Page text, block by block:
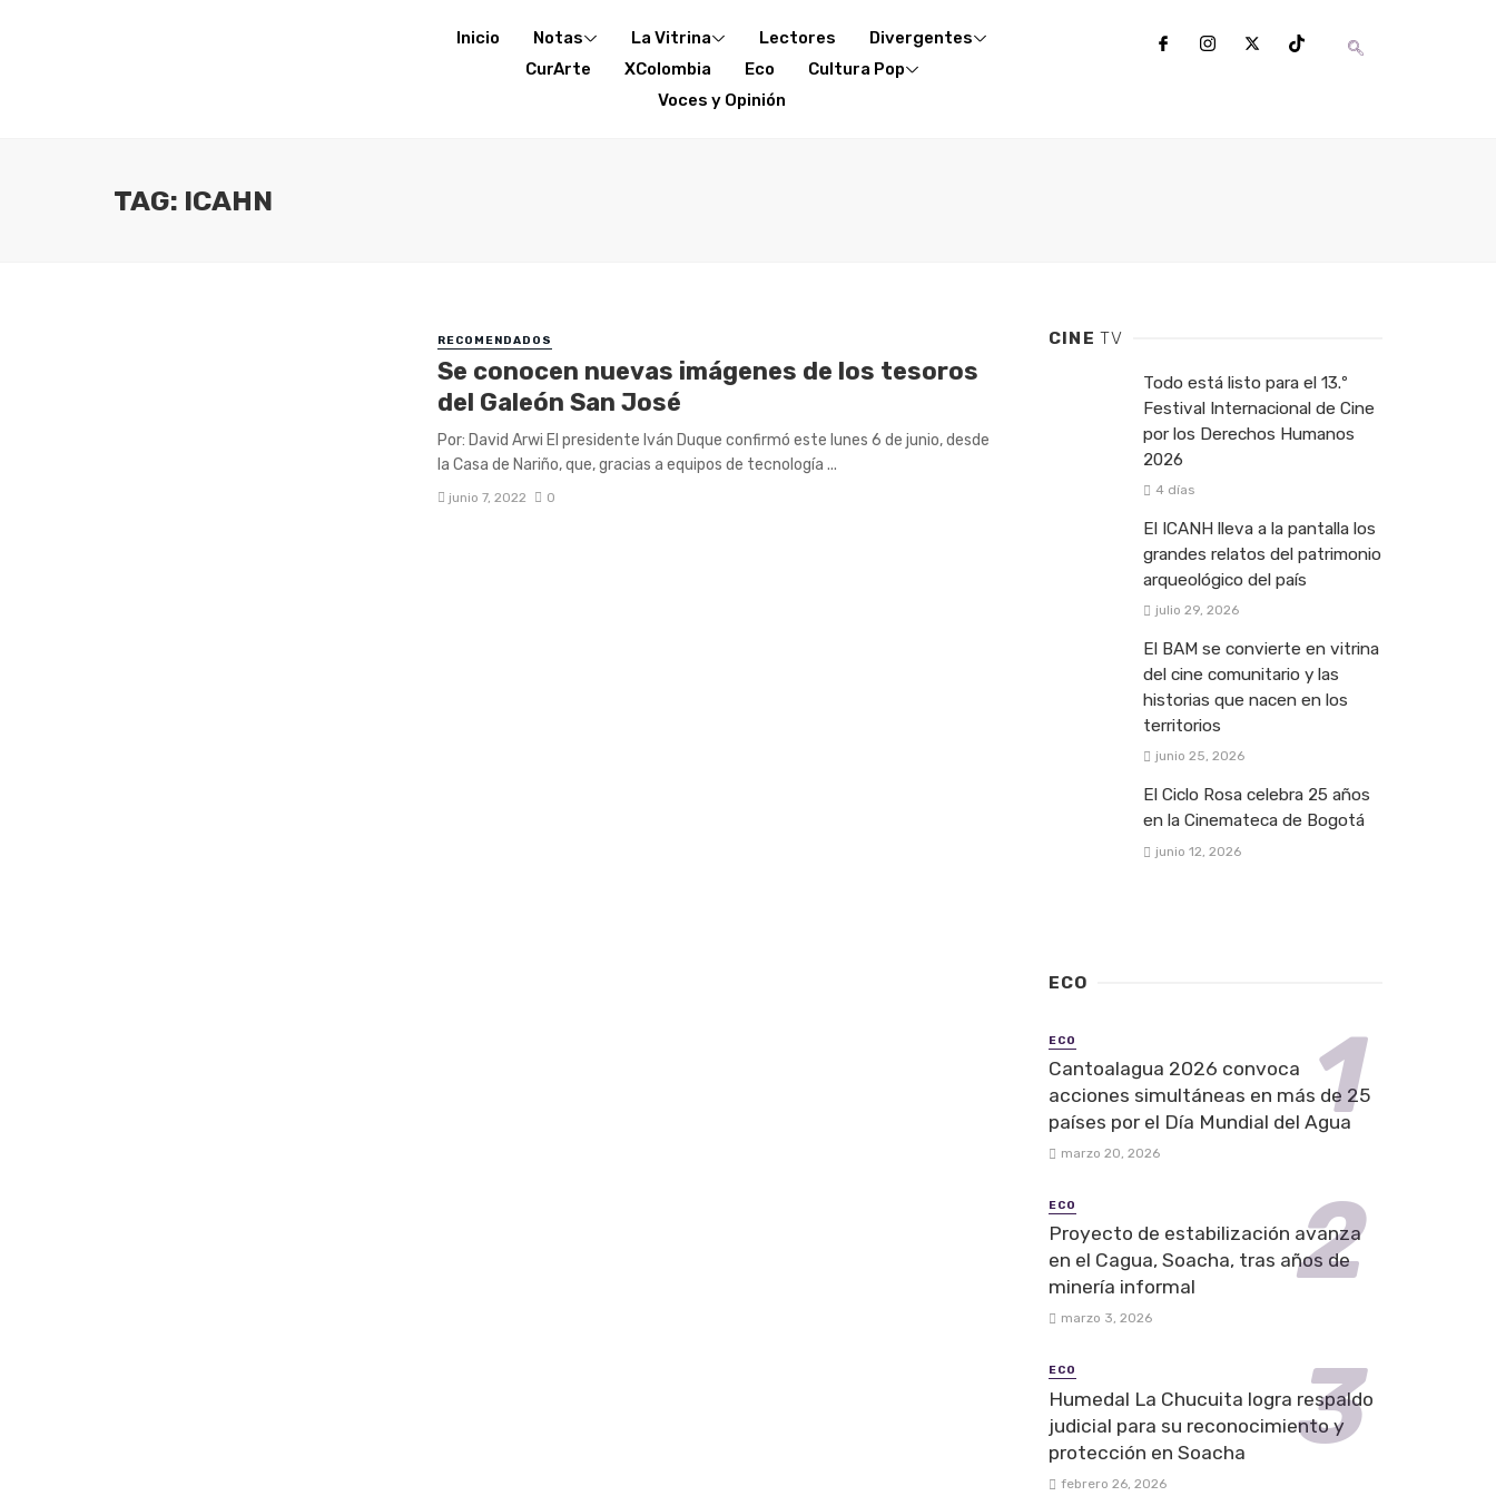
Inicio Notas La Vitrina Lectores
Divergentes
CurArte
XColombia Eco
Cultura Pop
Voces y Opinión
TAG: ICAHN
RECOMENDADOS
Se conocen nuevas imágenes de los tesoros
del Galeón San José
Por: David Arwi El presidente Iván Duque confirmó este lunes 6 de junio, desde
la Casa de Nariño, que, gracias a equipos de tecnología ...
junio 7, 2022 0
CINETV
Todo está listo para el 13.º
Festival Internacional de Cine
por los Derechos Humanos
2026
4 días
El ICANH lleva a la pantalla los
grandes relatos del patrimonio
arqueológico del país
julio 29, 2026
El BAM se convierte en vitrina
del cine comunitario y las
historias que nacen en los
territorios
junio 25, 2026
El Ciclo Rosa celebra 25 años
en la Cinemateca de Bogotá
junio 12, 2026
ECO
ECO
Cantoalagua 2026 convoca
acciones simultáneas en más de 25
países por el Día Mundial del Agua
marzo 20, 2026
ECO
Proyecto de estabilización avanza
en el Cagua, Soacha, tras años de
minería informal
marzo 3, 2026
ECO
Humedal La Chucuita logra respaldo
judicial para su reconocimiento y
protección en Soacha
febrero 26, 2026